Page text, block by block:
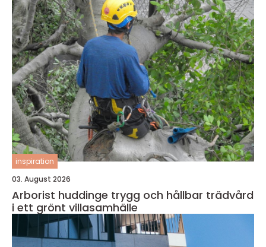
inspiration
03. August 2026
Arborist huddinge trygg och hållbar trädvård
i ett grönt villasamhälle